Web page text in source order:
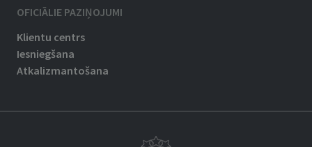
OFICIĀLIE PAZIŅOJUMI
Klientu centrs
Iesniegšana
Atkalizmantošana